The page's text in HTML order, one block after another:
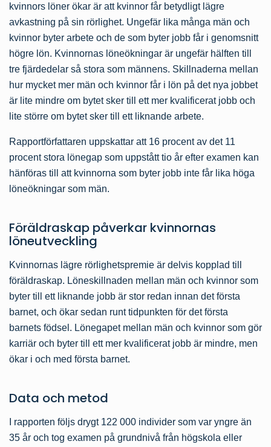
kvinnors löner ökar är att kvinnor får betydligt lägre
avkastning på sin rörlighet. Ungefär lika många män och
kvinnor byter arbete och de som byter jobb får i genomsnitt
högre lön. Kvinnornas löneökningar är ungefär hälften till
tre fjärdedelar så stora som männens. Skillnaderna mellan
hur mycket mer män och kvinnor får i lön på det nya jobbet
är lite mindre om bytet sker till ett mer kvalificerat jobb och
lite större om bytet sker till ett liknande arbete.
Rapportförfattaren uppskattar att 16 procent av det 11
procent stora lönegap som uppstått tio år efter examen kan
hänföras till att kvinnorna som byter jobb inte får lika höga
löneökningar som män.
Föräldraskap påverkar kvinnornas
löneutveckling
Kvinnornas lägre rörlighetspremie är delvis kopplad till
föräldraskap. Löneskillnaden mellan män och kvinnor som
byter till ett liknande jobb är stor redan innan det första
barnet, och ökar sedan runt tidpunkten för det första
barnets födsel. Lönegapet mellan män och kvinnor som gör
karriär och byter till ett mer kvalificerat jobb är mindre, men
ökar i och med första barnet.
Data och metod
I rapporten följs drygt 122 000 individer som var yngre än
35 år och tog examen på grundnivå från högskola eller